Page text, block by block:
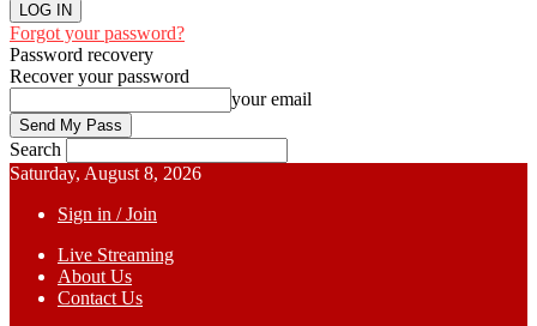
Forgot your password?
Password recovery
Recover your password
your email
Search
Saturday, August 8, 2026
Sign in / Join
Live Streaming
About Us
Contact Us